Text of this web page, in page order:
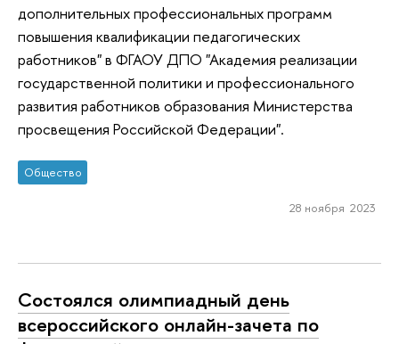
дополнительных профессиональных программ
повышения квалификации педагогических
работников" в ФГАОУ ДПО "Академия реализации
государственной политики и профессионального
развития работников образования Министерства
просвещения Российской Федерации".
Общество
28 ноября 2023
Состоялся олимпиадный день
всероссийского онлайн-зачета по